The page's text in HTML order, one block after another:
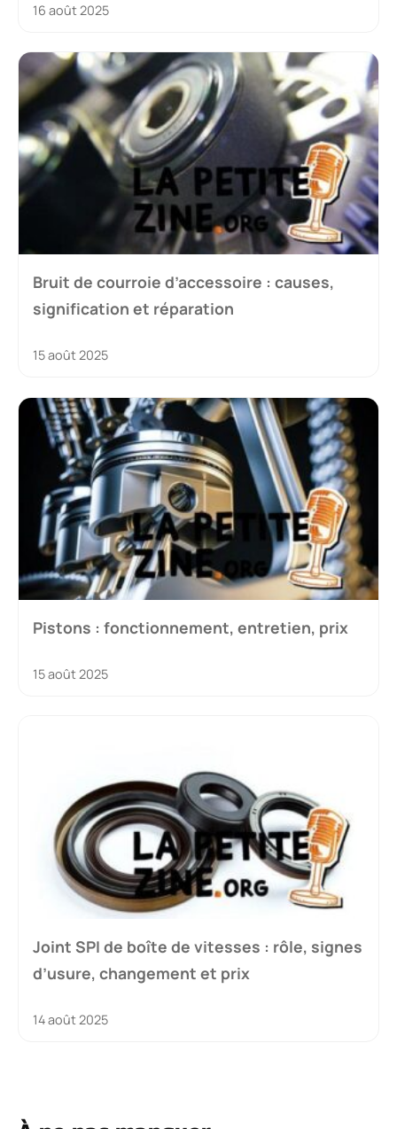
16 août 2025
Bruit de courroie d’accessoire : causes,
signification et réparation
15 août 2025
Pistons : fonctionnement, entretien, prix
15 août 2025
Joint SPI de boîte de vitesses : rôle, signes
d’usure, changement et prix
14 août 2025